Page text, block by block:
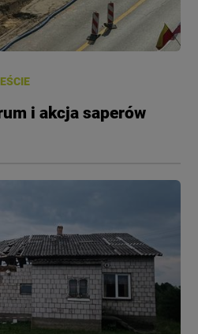
i akcja saperów